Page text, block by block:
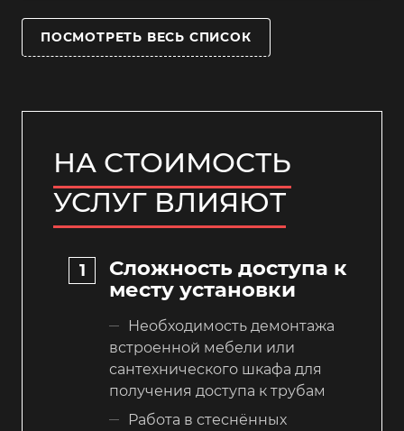
ПОСМОТРЕТЬ ВЕСЬ СПИСОК
НА СТОИМОСТЬ
УСЛУГ ВЛИЯЮТ
Сложность доступа к
месту установки
Необходимость демонтажа
встроенной мебели или
сантехнического шкафа для
получения доступа к трубам
Работа в стеснённых